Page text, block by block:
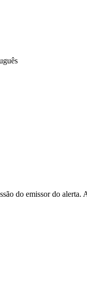
do emissor do alerta.